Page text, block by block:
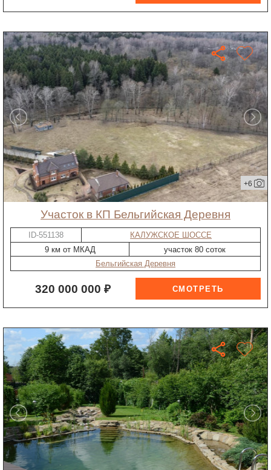
+6
участок в КП Бельгийская Деревня
ID-551138
КАЛУЖСКОЕ ШОССЕ
9 км от МКАД
участок 80 соток
Бельгийская Деревня
320 000 000 ₽